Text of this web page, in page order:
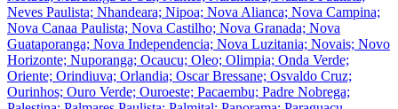
Neves Paulista; Nhandeara; Nipoa; Nova Alianca; Nova Campina;
Nova Canaa Paulista; Nova Castilho; Nova Granada; Nova
Guataporanga; Nova Independencia; Nova Luzitania; Novais; Novo
Horizonte; Nuporanga; Ocaucu; Oleo; Olimpia; Onda Verde;
Oriente; Orindiuva; Orlandia; Oscar Bressane; Osvaldo Cruz;
Ourinhos; Ouro Verde; Ouroeste; Pacaembu; Padre Nobrega;